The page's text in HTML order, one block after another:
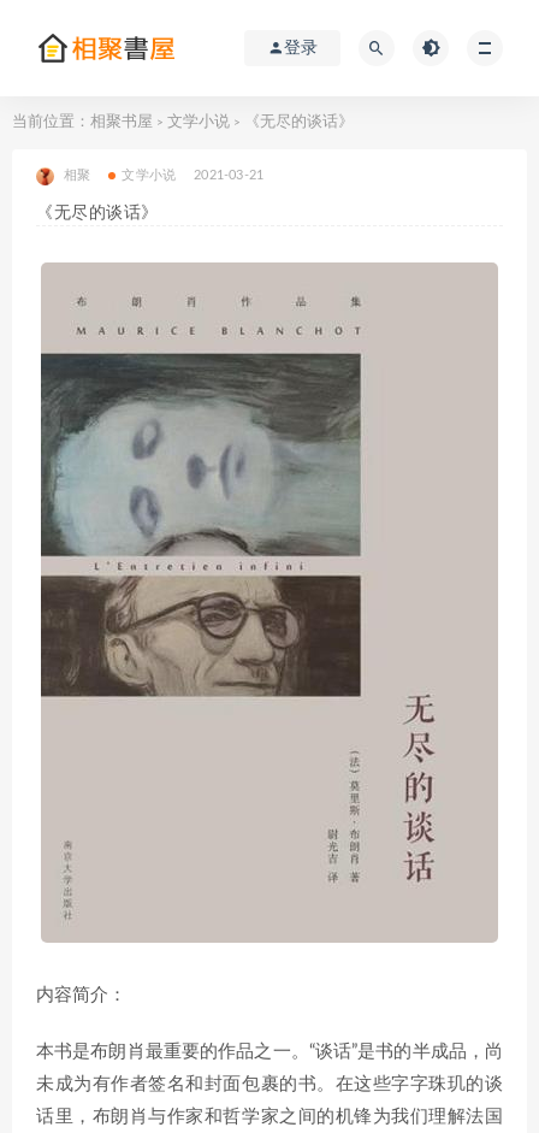
登录
当前位置： 相聚书屋 > 文学小说 > 《无尽的谈话》
相聚 文学小说 2021-03-21
《无尽的谈话》
内容简介：
本书是布朗肖最重要的作品之一。“谈话”是书的半成品，尚
未成为有作者签名和封面包裹的书。在这些字字珠玑的谈
话里，布朗肖与作家和哲学家之间的机锋为我们理解法国